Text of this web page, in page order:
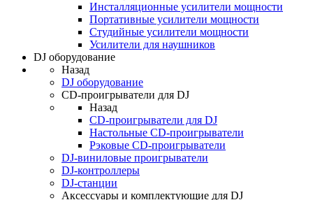
Инсталляционные усилители мощности
Портативные усилители мощности
Студийные усилители мощности
Усилители для наушников
DJ оборудование
Назад
DJ оборудование
CD-проигрыватели для DJ
Назад
CD-проигрыватели для DJ
Настольные CD-проигрыватели
Рэковые CD-проигрыватели
DJ-виниловые проигрыватели
DJ-контроллеры
DJ-станции
Аксессуары и комплектующие для DJ